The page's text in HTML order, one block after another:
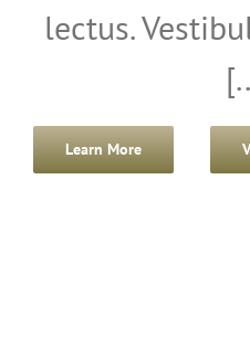
lectus.
Learn More